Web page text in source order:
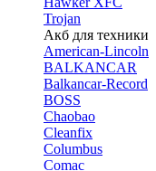
Trojan
Акб для техники
American-Lincoln
BALKANCAR
Balkancar-Record
BOSS
Chaobao
Cleanfix
Columbus
Comac